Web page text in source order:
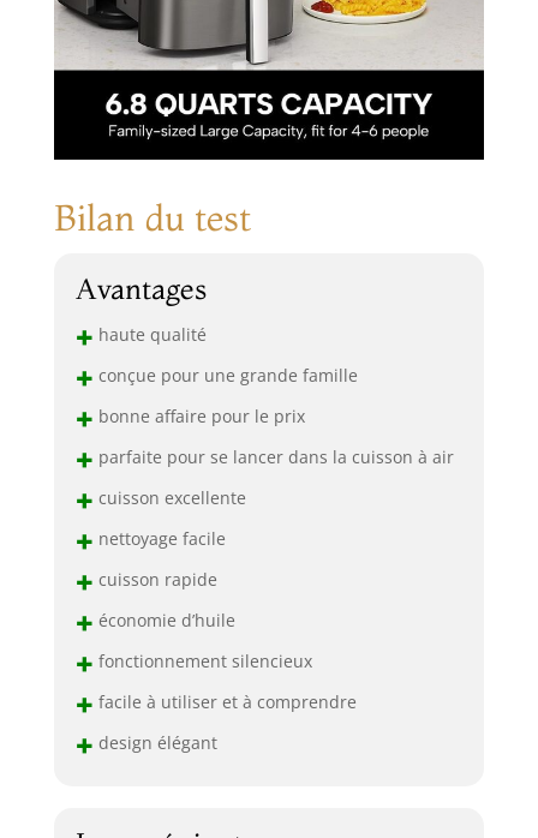
Bilan du test
Avantages
+ haute qualité
+ conçue pour une grande famille
+ bonne affaire pour le prix
+ parfaite pour se lancer dans la cuisson à air
+ cuisson excellente
+ nettoyage facile
+ cuisson rapide
+ économie d’huile
+ fonctionnement silencieux
+ facile à utiliser et à comprendre
+ design élégant